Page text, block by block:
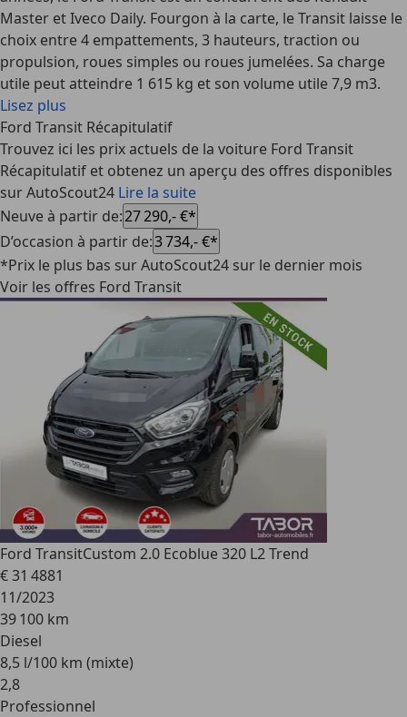
Master et Iveco Daily. Fourgon à la carte, le Transit laisse le
choix entre 4 empattements, 3 hauteurs, traction ou
propulsion, roues simples ou roues jumelées. Sa charge
utile peut atteindre 1 615 kg et son volume utile 7,9 m3.
Lisez plus
Ford Transit Récapitulatif
Trouvez ici les prix actuels de la voiture Ford Transit
Récapitulatif et obtenez un aperçu des offres disponibles
sur AutoScout24 Lire la suite
Neuve à partir de:27 290,- €*
D’occasion à partir de:3 734,- €*
*Prix le plus bas sur AutoScout24 sur le dernier mois
Voir les offres Ford Transit
Ford TransitCustom 2.0 Ecoblue 320 L2 Trend
€ 31 4881
11/2023
39 100 km
Diesel
8,5 l/100 km (mixte)
2,8
Professionnel